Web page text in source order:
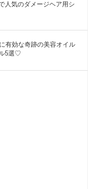
人気のダメージヘア用シ
有効な奇跡の美容オイル
5選♡